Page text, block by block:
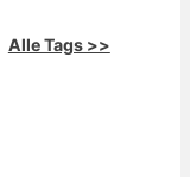
Alle Tags >>